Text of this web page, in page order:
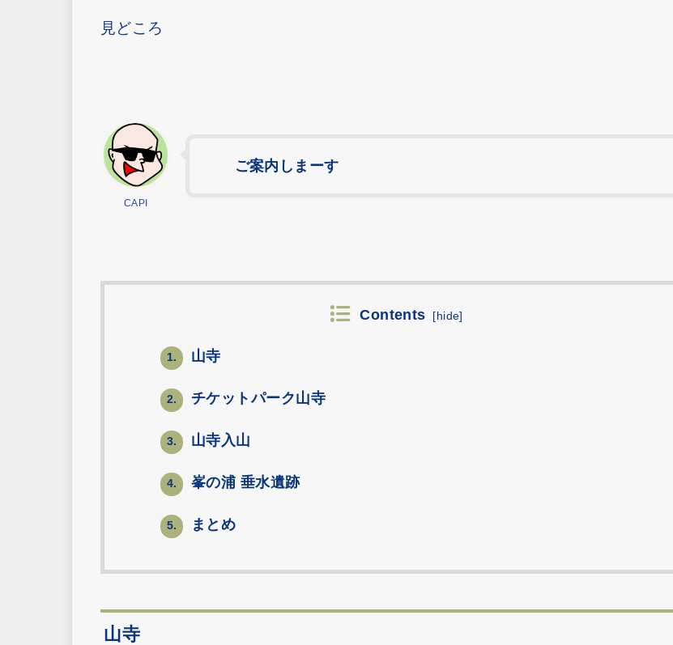
見どころ
CAPI
ご案内しまーす
Contents [hide]
1. 山寺
2. チケットパーク山寺
3. 山寺入山
4. 峯の浦 垂水遺跡
5. まとめ
山寺